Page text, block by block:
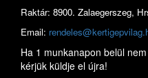
Raktár: 8900. Zalaegerszeg,
Email:
Ha 1 munkanapon belül
kérjük küldje el újra!